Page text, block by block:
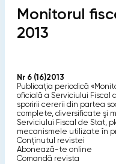
Monitorul
2013
Nr 6 (16)2013
Publicaţia periodică
oficială a Serviciului Fiscal
sporirii cererii din partea
complete, diversificate şi
Serviciului Fiscal de Stat,
mecanismele utilizate în
Conținutul revistei
Abonează-te online
Comandă revista